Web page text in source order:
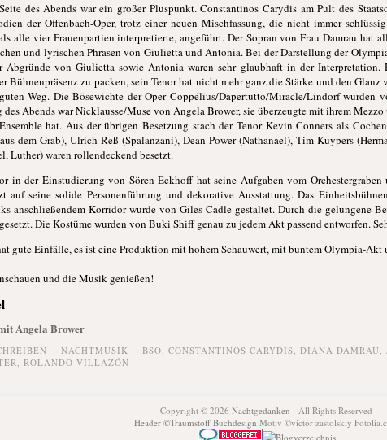
des Abends war ein großer Pluspunkt. Constantinos Carydis am Pult des
der Offenbach-Oper, trotz einer neuen Mischfassung, die nicht immer
alle vier Frauenpartien interpretierte, angeführt. Der Sopran von Frau Damrau
und lyrischen Phrasen von Giulietta und Antonia. Bei der Darstellung der
Abgründe von Giulietta sowie Antonia waren sehr glaubhaft in der
Bühnenpräsenz zu packen, sein Tenor hat nicht mehr ganz die Stärke und den
Weg. Die Bösewichte der Oper Coppélius/Dapertutto/Miracle/Lindorf wurden
des Abends war Nicklausse/Muse von Angela Brower, sie überzeugte mit ihrem
hat. Aus der übrigen Besetzung stach der Tenor Kevin Conners als
dem Grab), Ulrich Reß (Spalanzani), Dean Power (Nathanael), Tim Kuypers
Luther) waren rollendeckend besetzt.
in der Einstudierung von Sören Eckhoff hat seine Aufgaben vom
auf seine solide Personenführung und dekorative Ausstattung. Das
anschließendem Korridor wurde von Giles Cadle gestaltet. Durch die gelungene
Die Kostüme wurden von Buki Shiff genau zu jedem Akt passend entworfen.
gute Einfälle, es ist eine Produktion mit hohem Schauwert, mit buntem Olympia-
und die Musik genießen!
Angela Brower
NACHTMUSIK BSO, CONSTANTINOS CARYDIS, DIANA DAMRAU,
, ROLANDO VILLAZÓN
Copyright © 2026Nachtgedanken - All Rights Reserved
Header ©Traumstoff Buchdesign Motiv ©victor zastolskiy